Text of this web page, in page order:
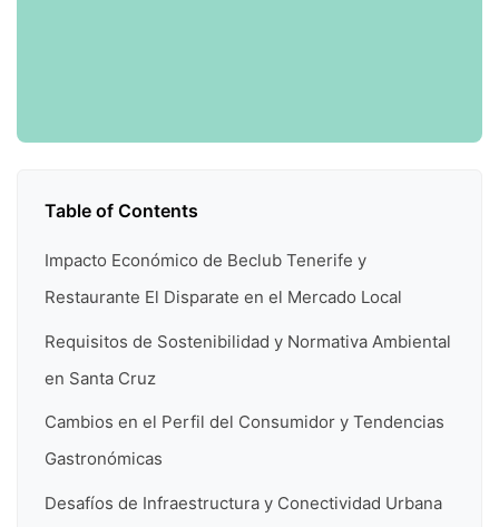
Table of Contents
Impacto Económico de Beclub Tenerife y
Restaurante El Disparate en el Mercado Local
Requisitos de Sostenibilidad y Normativa Ambiental
en Santa Cruz
Cambios en el Perfil del Consumidor y Tendencias
Gastronómicas
Desafíos de Infraestructura y Conectividad Urbana